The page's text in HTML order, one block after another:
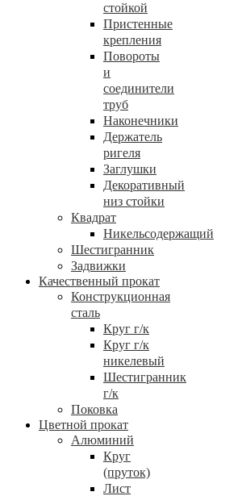
стойкой
Пристенные
крепления
Повороты
и
соединители
труб
Наконечники
Держатель
ригеля
Заглушки
Декоративный
низ стойки
Квадрат
Никельсодержащий
Шестигранник
Задвижки
Качественный прокат
Конструкционная
сталь
Круг г/к
Круг г/к
никелевый
Шестигранник
г/к
Поковка
Цветной прокат
Алюминий
Круг
(пруток)
Лист